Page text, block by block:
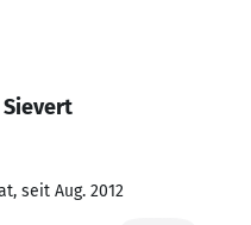
seit Aug. 2012